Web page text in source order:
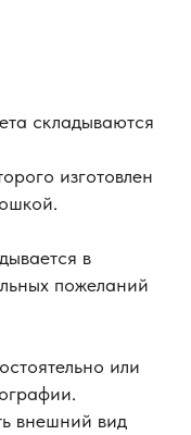
складываются
изготовлен
в
пожеланий
или
внешний вид